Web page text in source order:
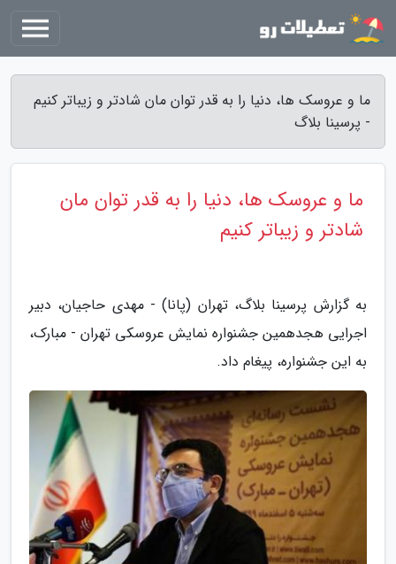
ما و عروسک ها، دنیا را به قدر توان مان شادتر و زیباتر کنیم
- پرسینا بلاگ
ما و عروسک ها، دنیا را به قدر توان مان
شادتر و زیباتر کنیم
به گزارش پرسینا بلاگ، تهران (پانا) - مهدی حاجیان، دبیر
اجرایی هجدهمین جشنواره نمایش عروسکی تهران - مبارک،
به این جشنواره، پیغام داد.